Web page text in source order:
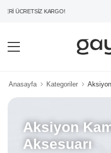
ÜCRETSİZ KARGO!
Anasayfa Kategoriler
Aksiyon
Aksesuarı